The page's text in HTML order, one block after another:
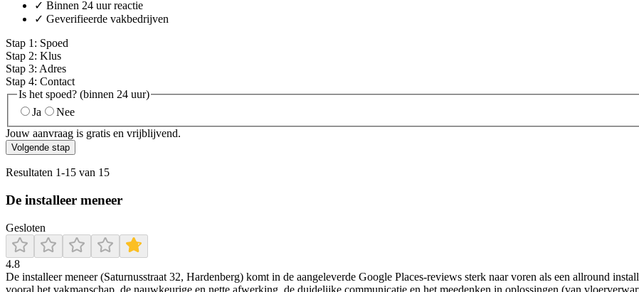
✓ Binnen 24 uur reactie
✓ Geverifieerde vakbedrijven
Stap 1 : Spoed
Stap 2: Klus
Stap 3: Adres
Stap 4: Contact
Is het spoed? (binnen 24 uur)
Ja
Nee
Jouw aanvraag is gratis en vrijblijvend.
Volgende stap
Resultaten 1-15 van 15
De installeer meneer
Gesloten
4.8
De installeer meneer (Saturnusstraat 32, Hardenberg) komt in de aangeleverde Google Places-reviews sterk naar voren als een allround
vooral het vakmanschap, de nauwkeurige en nette afwerking, de duidelijke communicatie en het meedenken in oplossingen (van